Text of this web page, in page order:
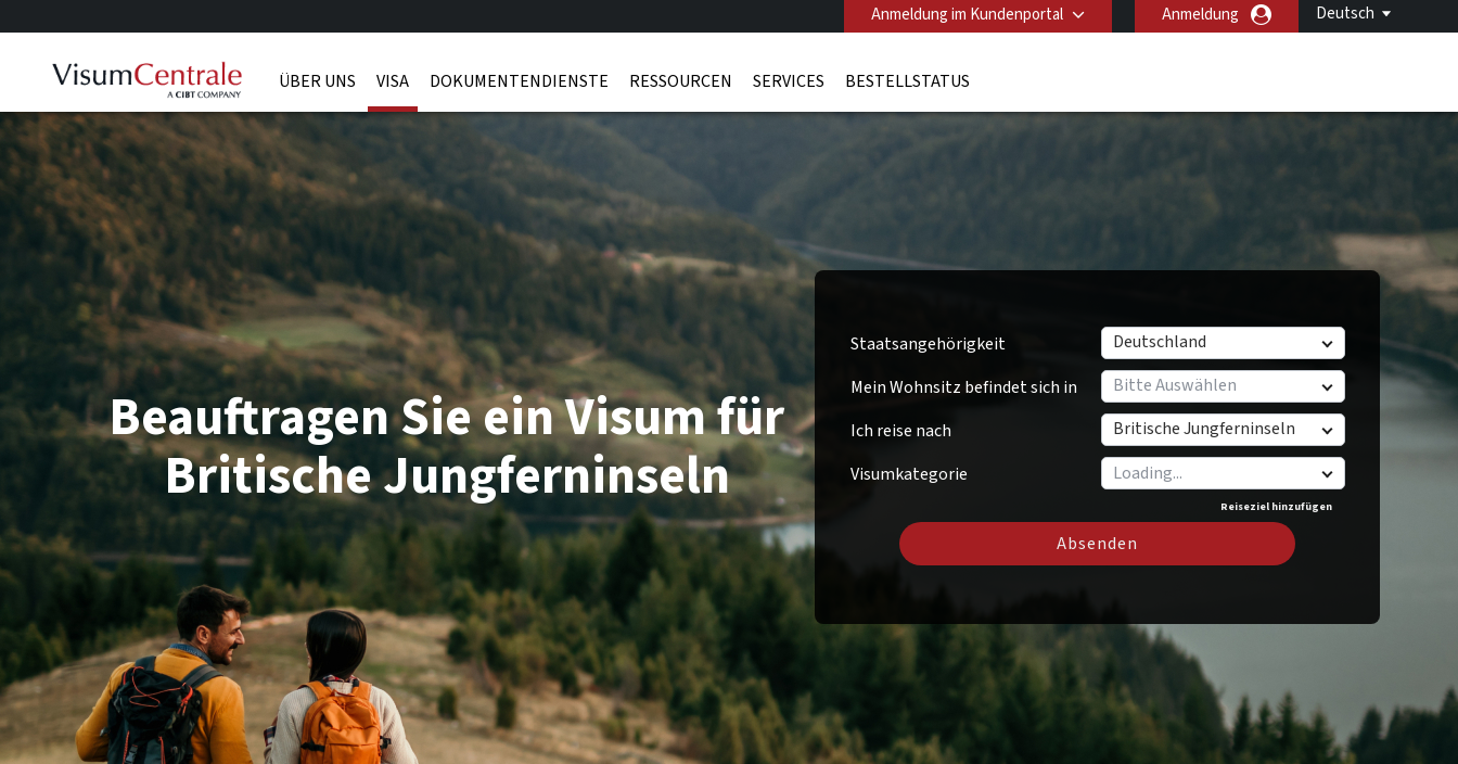
Deutsch
Anmeldung im Kundenportal Anmeldung
ÜBER UNS VISA DOKUMENTENDIENSTE RESSOURCEN SERVICES BESTELLSTATUS
Staatsangehörigkeit
Deutschland
Mein Wohnsitz befindet sich in
Bitte Auswählen
Ich reise nach
Britische Jungferninseln
Visumkategorie
Reiseziel hinzufügen
Absenden
Beauftragen Sie ein Visum für
Britische Jungferninseln